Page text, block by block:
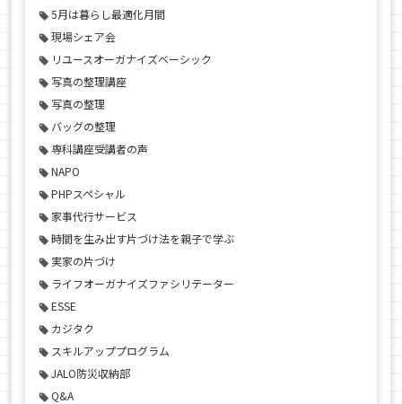
5月は暮らし最適化月間
現場シェア会
リユースオーガナイズベーシック
写真の整理講座
写真の整理
バッグの整理
専科講座受講者の声
NAPO
PHPスペシャル
家事代行サービス
時間を生み出す片づけ法を親子で学ぶ
実家の片づけ
ライフオーガナイズファシリテーター
ESSE
カジタク
スキルアッププログラム
JALO防災収納部
Q&A